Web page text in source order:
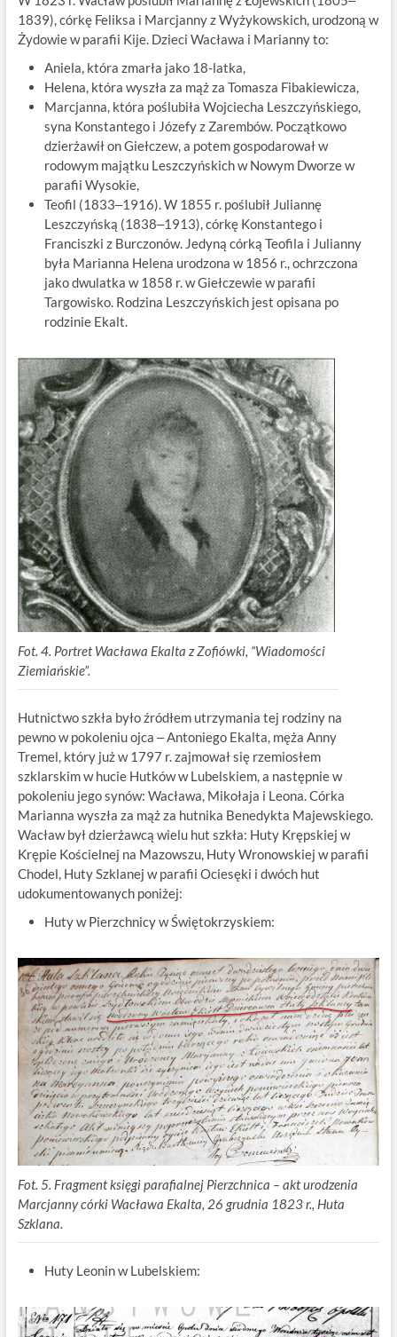
1839), córkę Feliksa i Marcjanny z Wyżykowskich, urodzoną w
Żydowie w parafii Kije. Dzieci Wacława i Marianny to:
Aniela, która zmarła jako 18-latka,
Helena, która wyszła za mąż za Tomasza Fibakiewicza,
Marcjanna, która poślubiła Wojciecha Leszczyńskiego,
syna Konstantego i Józefy z Zarembów. Początkowo
dzierżawił on Giełczew, a potem gospodarował w
rodowym majątku Leszczyńskich w Nowym Dworze w
parafii Wysokie,
Teofil (1833‒1916). W 1855 r. poślubił Juliannę
Leszczyńską (1838‒1913), córkę Konstantego i
Franciszki z Burczonów. Jedyną córką Teofila i Julianny
była Marianna Helena urodzona w 1856 r., ochrzczona
jako dwulatka w 1858 r. w Giełczewie w parafii
Targowisko. Rodzina Leszczyńskich jest opisana po
rodzinie Ekalt.
Fot. 4. Portret Wacława Ekalta z Zofiówki, “Wiadomości
Ziemiańskie”.
Hutnictwo szkła było źródłem utrzymania tej rodziny na
pewno w pokoleniu ojca ‒ Antoniego Ekalta, męża Anny
Tremel, który już w 1797 r. zajmował się rzemiosłem
szklarskim w hucie Hutków w Lubelskiem, a następnie w
pokoleniu jego synów: Wacława, Mikołaja i Leona. Córka
Marianna wyszła za mąż za hutnika Benedykta Majewskiego.
Wacław był dzierżawcą wielu hut szkła: Huty Krępskiej w
Krępie Kościelnej na Mazowszu, Huty Wronowskiej w parafii
Chodel, Huty Szklanej w parafii Ociesęki i dwóch hut
udokumentowanych poniżej:
Huty w Pierzchnicy w Świętokrzyskiem:
Fot. 5. Fragment księgi parafialnej Pierzchnica – akt urodzenia
Marcjanny córki Wacława Ekalta, 26 grudnia 1823 r., Huta
Szklana.
Huty Leonin w Lubelskiem: